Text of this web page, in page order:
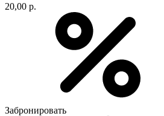
20,00 р.
Забронировать